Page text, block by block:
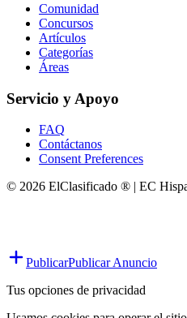
Comunidad
Concursos
Artículos
Categorías
Áreas
Servicio y Apoyo
FAQ
Contáctanos
Consent Preferences
© 2026 ElClasificado ® | EC
PublicarPublicar Anuncio
Tus opciones de privacidad